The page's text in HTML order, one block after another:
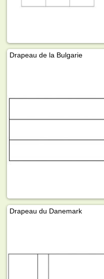
Drapeau de la Bulgarie
Drapeau du Danemark